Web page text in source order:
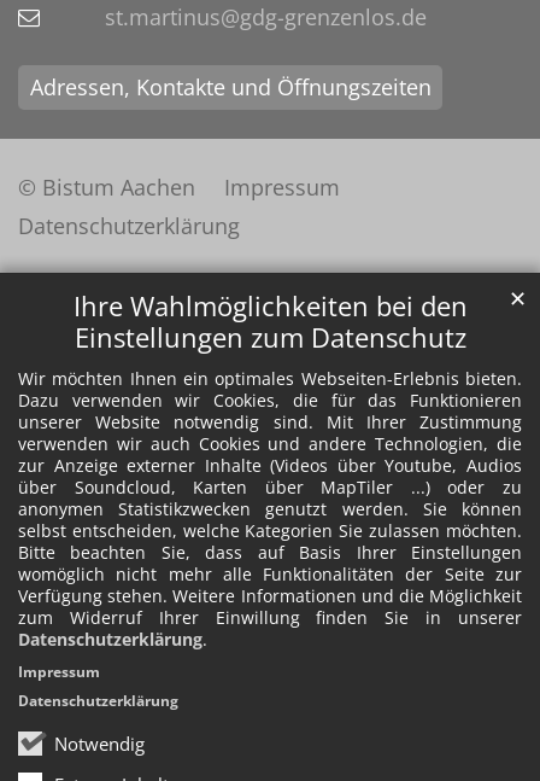
Ihre Wahlmöglichkeiten bei den
Einstellungen zum Datenschutz
Wir möchten Ihnen ein optimales Webseiten-Erlebnis bieten.
Dazu verwenden wir Cookies, die für das Funktionieren
unserer Website notwendig sind. Mit Ihrer Zustimmung
verwenden wir auch Cookies und andere Technologien, die
zur Anzeige externer Inhalte (Videos über Youtube, Audios
über Soundcloud, Karten über MapTiler ...) oder zu
anonymen Statistikzwecken genutzt werden. Sie können
selbst entscheiden, welche Kategorien Sie zulassen möchten.
Bitte beachten Sie, dass auf Basis Ihrer Einstellungen
womöglich nicht mehr alle Funktionalitäten der Seite zur
Verfügung stehen. Weitere Informationen und die Möglichkeit
zum Widerruf Ihrer Einwillung finden Sie in unserer
Datenschutzerklärung.
Notwendig
✕
Impressum
Datenschutzerklärung
st.martinus@gdg-grenzenlos.de
Adressen, Kontakte und Öffnungszeiten
© Bistum Aachen
Impressum
Datenschutzerklärung